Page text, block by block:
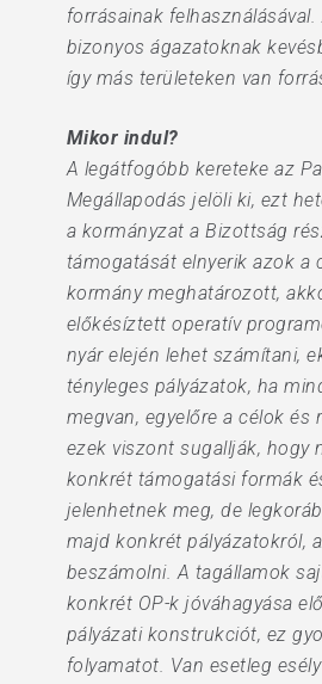
forrásainak
bizonyos ágazatoknak
így más területeken van
Mikor indul?
A legátfogóbb kereteke az
Megállapodás jelöli ki, ezt
a kormányzat a Bizottság
támogatását elnyerik azok a
kormány meghatározott,
előkésíztett operatív
nyár elején lehet számítani,
tényleges pályázatok, ha
megvan, egyelőre a célok és
ezek viszont sugallják, hogy
konkrét támogatási formák
jelenhetnek meg, de
majd konkrét pályázatokról,
beszámolni. A tagállamok
konkrét OP-k jóváhagyása
pályázati konstrukciót, ez
folyamatot. Van esetleg